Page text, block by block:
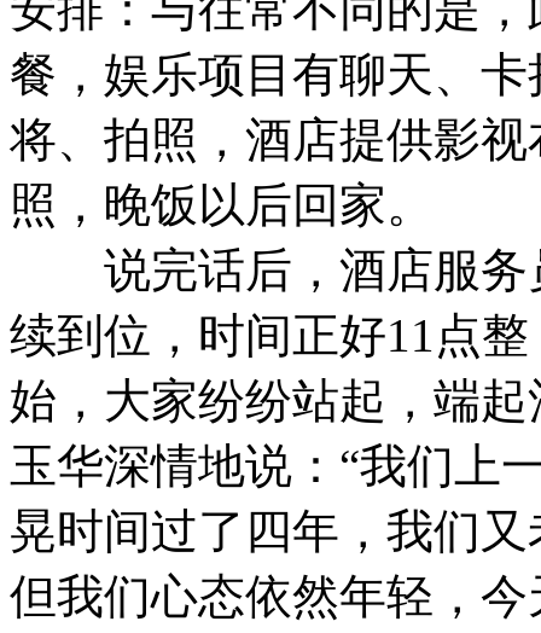
餐，娱乐项目有聊天、
将、拍照，酒店提供影
照，晚饭以后回家。
说完话后，酒店服务
续到位，时间正好11点
始，大家纷纷站起，端
玉华深情地说：“我们上
晃时间过了四年，我们
但我们心态依然年轻，